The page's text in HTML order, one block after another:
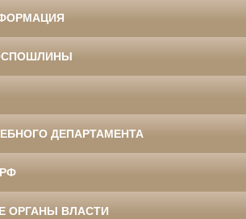
ДЕПАРТАМЕНТА
ОРГАНЫ ВЛАСТИ